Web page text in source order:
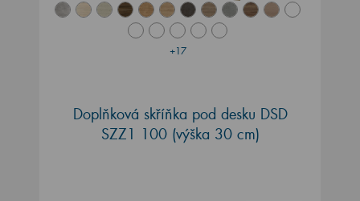
+17
Doplňková skříňka pod desku DSD
SZZ1 100 (výška 30 cm)